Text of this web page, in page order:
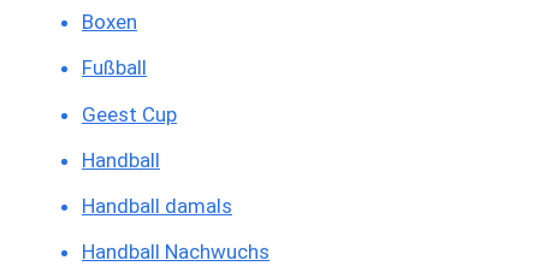
Boxen
Fußball
Geest Cup
Handball
Handball damals
Handball Nachwuchs